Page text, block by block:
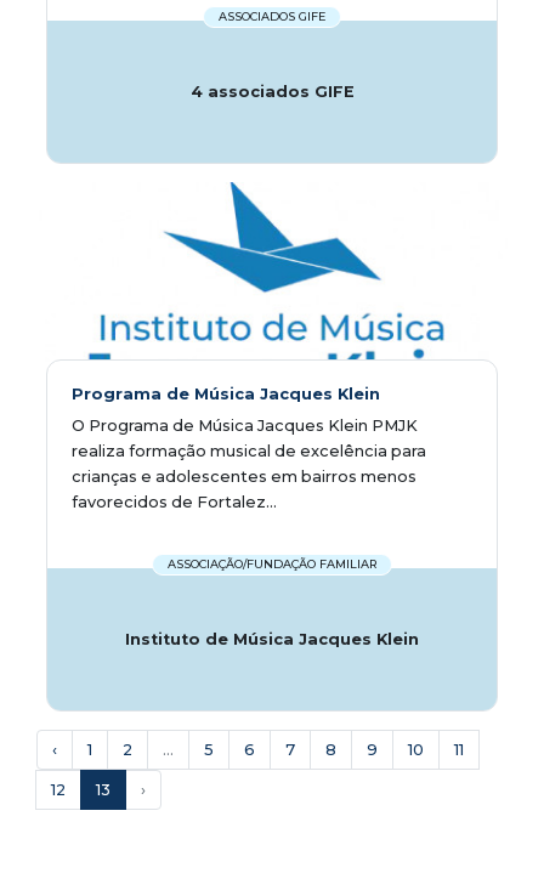
ASSOCIADOS GIFE
4 associados GIFE
Programa de Música Jacques Klein
O Programa de Música Jacques Klein PMJK
realiza formação musical de excelência para
crianças e adolescentes em bairros menos
favorecidos de Fortalez...
ASSOCIAÇÃO/FUNDAÇÃO FAMILIAR
Instituto de Música Jacques Klein
‹ 1 2 ... 5 6 7 8 9 10 11
12 13 ›